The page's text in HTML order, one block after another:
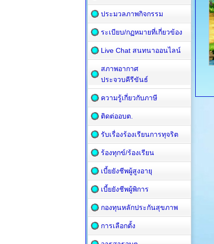
ประมวลภาพกิจกรรม
ระเบียบ/กฏหมายที่เกี่ยวข้อง
Live Chat สนทนาออนไลน์
สภาพอากาศ
ประจวบคีรีขันธ์
ความรู้เกี่ยวกับภาษี
ติดต่ออบต.
รับเรื่องร้องเรียนการทุจริต
ร้องทุกข์/ร้องเรียน
เบี้ยยังชีพผู้สูงอายุ
เบี้ยยังชีพผู้พิการ
กองทุนหลักประกันสุขภาพ
การเลือกตั้ง